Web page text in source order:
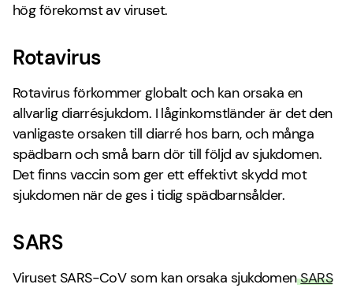
hög förekomst av viruset.
Rotavirus
Rotavirus förkommer globalt och kan orsaka en
allvarlig diarrésjukdom. I låginkomstländer är det den
vanligaste orsaken till diarré hos barn, och många
spädbarn och små barn dör till följd av sjukdomen.
Det finns vaccin som ger ett effektivt skydd mot
sjukdomen när de ges i tidig spädbarnsålder.
SARS
Viruset SARS-CoV som kan orsaka sjukdomenSARS